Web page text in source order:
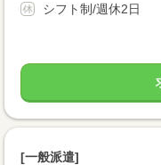
シフト制/週休2日
[一般派遣]